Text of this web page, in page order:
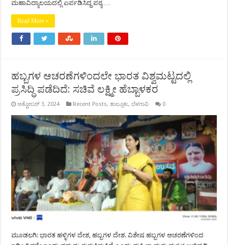
ಮಹಾವಿದ್ಯಾಲಯದಲ್ಲಿ ಏರ್ಪಡಿಸಿದ್ದ ಪಠ್ಯ …
Read More »
ಹಬ್ಬಗಳ‌ ಆಚರಣೆಗಳಿಂದಲೇ ಭಾರತ ವಿಶ್ವಮಟ್ಟದಲ್ಲಿ
ಪ್ರಸಿದ್ಧಿ ಪಡೆದಿದೆ: ಸಚಿವೆ ಲಕ್ಷ್ಮೀ ಹೆಬ್ಬಾಳಕರ
ಅಕ್ಟೋಬರ್ 3, 2024 Recent Posts,ತಾಲ್ಲೂಕು,ಬೆಳಗಾವಿ 0
ಮೂಡಲಗಿ: ಭಾರತ ಹಳ್ಳಿಗಳ ದೇಶ, ಹಬ್ಬಗಳ ದೇಶ.‌ ವಿಶೇಷ ಹಬ್ಬಗಳ ಆಚರಣೆಗಳಿಂದ